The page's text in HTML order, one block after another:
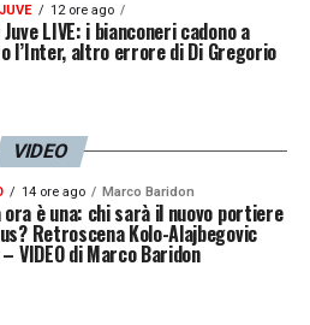
12 ore ago
LIVE: i bianconeri cadono a
l’Inter, altro errore di Di Gregorio
VIDEO
14 ore ago Marco Baridon
ora è una: chi sarà il nuovo portiere
Retroscena Kolo-Alajbegovic
VIDEO di Marco Baridon